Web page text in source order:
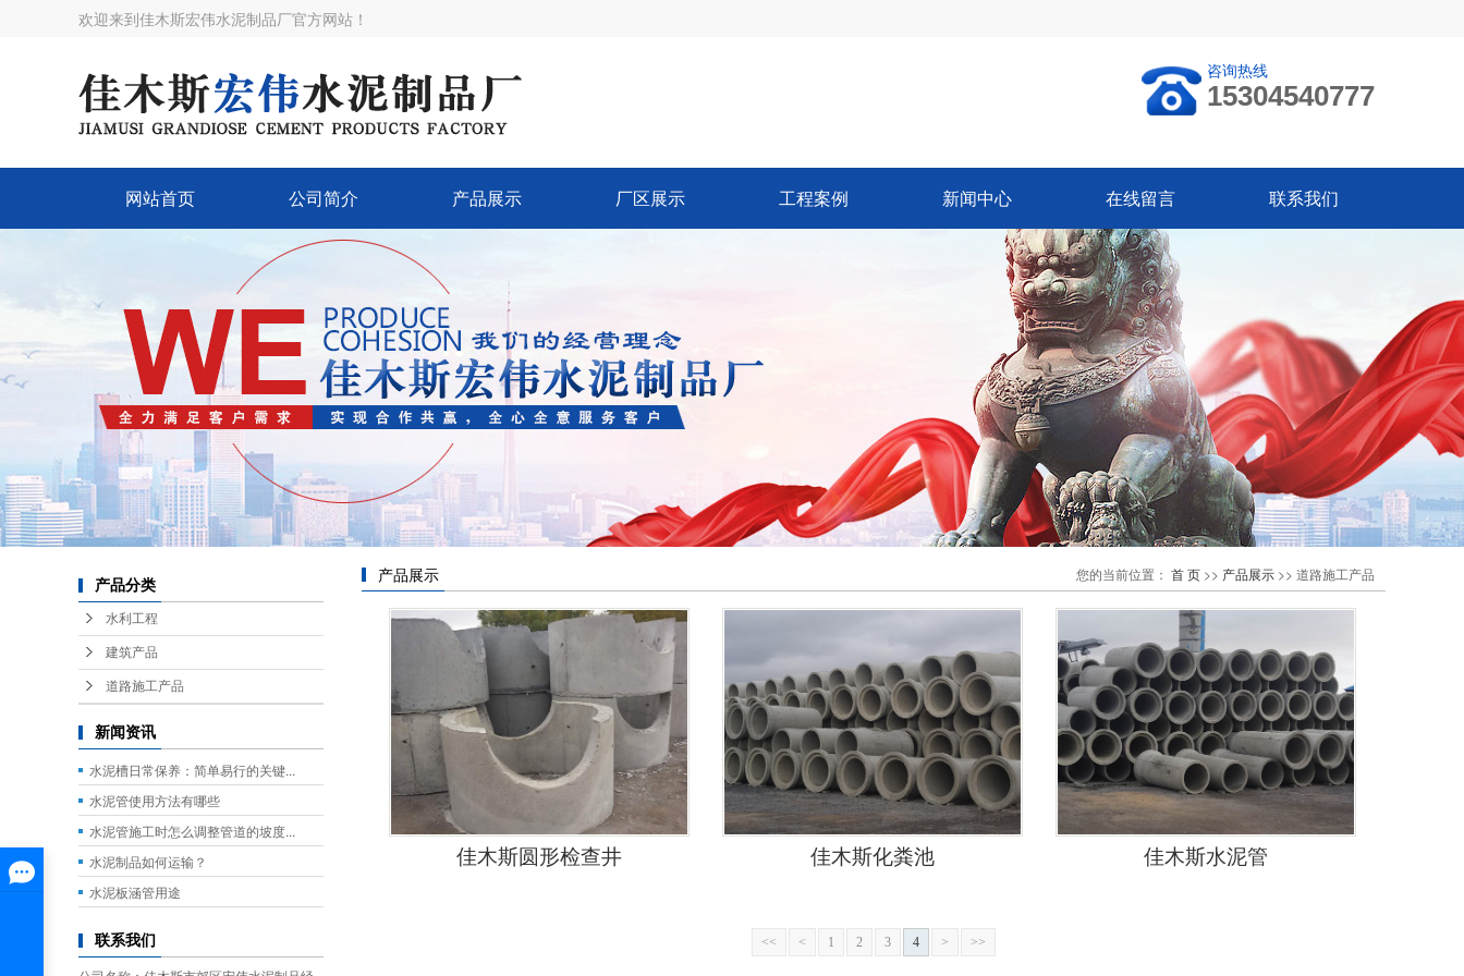
欢迎来到佳木斯宏伟水泥制品厂官方网站！
咨询热线
15304540777
网站首页 公司简介 产品展示 厂区展示 工程案例 新闻中心 在线留言 联系我们
产品分类
水利工程
建筑产品
道路施工产品
新闻资讯
水泥槽日常保养：简单易行的关键...
水泥管使用方法有哪些
水泥管施工时怎么调整管道的坡度...
水泥制品如何运输？
水泥板涵管用途
联系我们
产品展示 您的当前位置： 首 页 >> 产品展示 >> 道路施工产品
佳木斯圆形检查井 佳木斯化粪池 佳木斯水泥管
<< < 1 2 3 4 > >>